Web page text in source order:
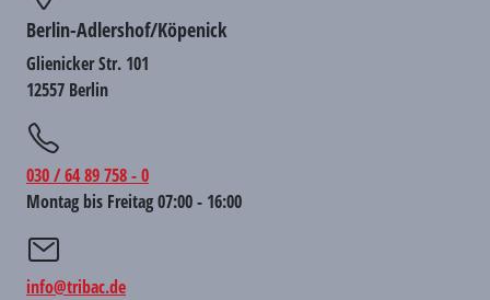
Berlin-Adlershof/Köpenick
Glienicker Str. 101
12557 Berlin
030 / 64 89 758 - 0
Montag bis Freitag 07:00 - 16:00
info@tribac.de